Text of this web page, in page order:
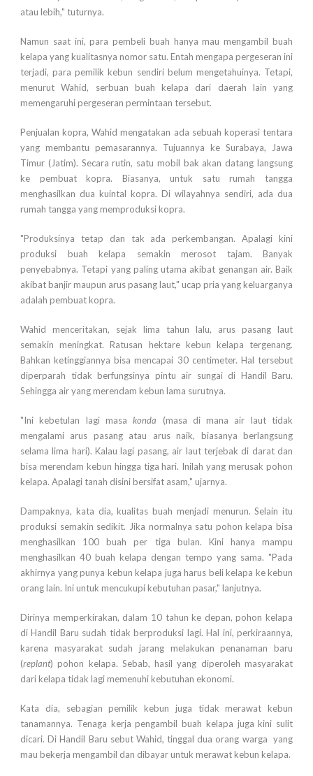
atau lebih," tuturnya.
Namun saat ini, para pembeli buah hanya mau mengambil buah
kelapa yang kualitasnya nomor satu. Entah mengapa pergeseran ini
terjadi, para pemilik kebun sendiri belum mengetahuinya. Tetapi,
menurut Wahid, serbuan buah kelapa dari daerah lain yang
memengaruhi pergeseran permintaan tersebut.
Penjualan kopra, Wahid mengatakan ada sebuah koperasi tentara
yang membantu pemasarannya. Tujuannya ke Surabaya, Jawa
Timur (Jatim). Secara rutin, satu mobil bak akan datang langsung
ke pembuat kopra. Biasanya, untuk satu rumah tangga
menghasilkan dua kuintal kopra. Di wilayahnya sendiri, ada dua
rumah tangga yang memproduksi kopra.
"Produksinya tetap dan tak ada perkembangan. Apalagi kini
produksi buah kelapa semakin merosot tajam. Banyak
penyebabnya. Tetapi yang paling utama akibat genangan air. Baik
akibat banjir maupun arus pasang laut," ucap pria yang keluarganya
adalah pembuat kopra.
Wahid menceritakan, sejak lima tahun lalu, arus pasang laut
semakin meningkat. Ratusan hektare kebun kelapa tergenang.
Bahkan ketinggiannya bisa mencapai 30 centimeter. Hal tersebut
diperparah tidak berfungsinya pintu air sungai di Handil Baru.
Sehingga air yang merendam kebun lama surutnya.
"Ini kebetulan lagi masakonda (masa di mana air laut tidak
mengalami arus pasang atau arus naik, biasanya berlangsung
selama lima hari). Kalau lagi pasang, air laut terjebak di darat dan
bisa merendam kebun hingga tiga hari. Inilah yang merusak pohon
kelapa. Apalagi tanah disini bersifat asam," ujarnya.
Dampaknya, kata dia, kualitas buah menjadi menurun. Selain itu
produksi semakin sedikit. Jika normalnya satu pohon kelapa bisa
menghasilkan 100 buah per tiga bulan. Kini hanya mampu
menghasilkan 40 buah kelapa dengan tempo yang sama. "Pada
akhirnya yang punya kebun kelapa juga harus beli kelapa ke kebun
orang lain. Ini untuk mencukupi kebutuhan pasar," lanjutnya.
Dirinya memperkirakan, dalam 10 tahun ke depan, pohon kelapa
di Handil Baru sudah tidak berproduksi lagi. Hal ini, perkiraannya,
karena masyarakat sudah jarang melakukan penanaman baru
(replant) pohon kelapa. Sebab, hasil yang diperoleh masyarakat
dari kelapa tidak lagi memenuhi kebutuhan ekonomi.
Kata dia, sebagian pemilik kebun juga tidak merawat kebun
tanamannya. Tenaga kerja pengambil buah kelapa juga kini sulit
dicari. Di Handil Baru sebut Wahid, tinggal dua orang warga yang
mau bekerja mengambil dan dibayar untuk merawat kebun kelapa.